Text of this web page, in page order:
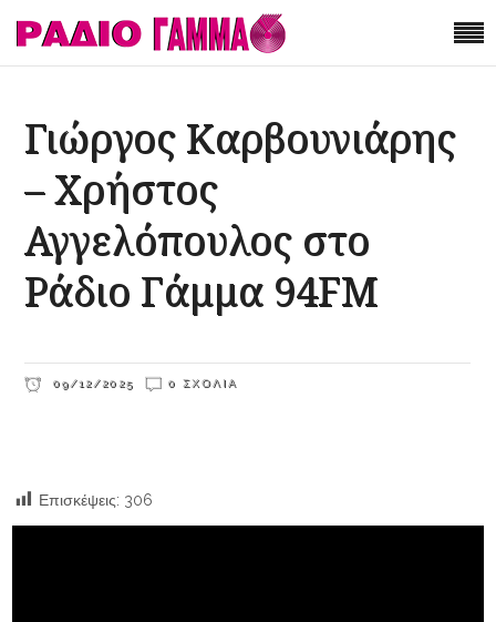
Γιώργος Καρβουνιάρης
– Χρήστος
Αγγελόπουλος στο
Ράδιο Γάμμα 94FM
09/12/2025 0 ΣΧΌΛΙΑ
Επισκέψεις: 306